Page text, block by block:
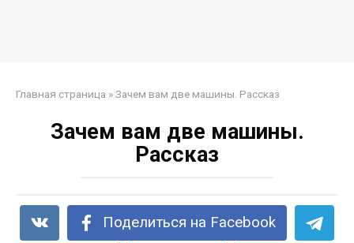
Главная страница »Зачем вам две машины. Рассказ
Зачем вам две машины.
Рассказ
Поделиться на Facebook